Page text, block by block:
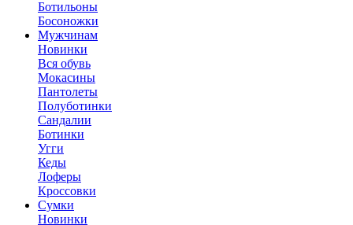
Ботильоны
Босоножки
Мужчинам
Новинки
Вся обувь
Мокасины
Пантолеты
Полуботинки
Сандалии
Ботинки
Угги
Кеды
Лоферы
Кроссовки
Сумки
Новинки